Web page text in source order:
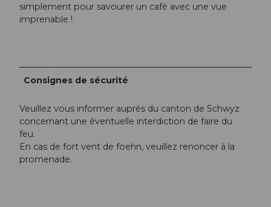
simplement pour savourer un café avec une vue
imprenable !
Consignes de sécurité
Veuillez vous informer auprès du canton de Schwyz
concernant une éventuelle interdiction de faire du
feu.
En cas de fort vent de foehn, veuillez renoncer à la
promenade.